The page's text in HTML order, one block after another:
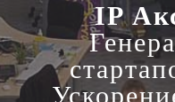
IP